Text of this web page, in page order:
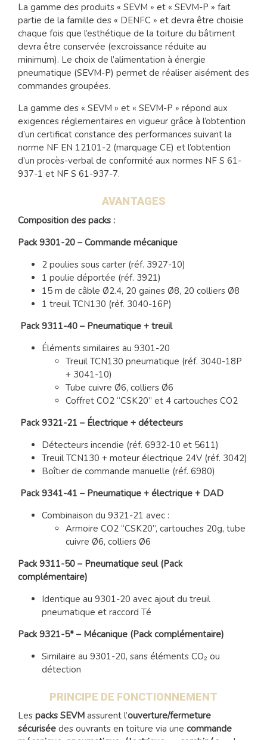
La gamme des produits « SEVM » et « SEVM-P » fait
partie de la famille des « DENFC » et devra être choisie
chaque fois que l’esthétique de la toiture du bâtiment
devra être conservée (excroissance réduite au
minimum). Le choix de l’alimentation à énergie
pneumatique (SEVM-P) permet de réaliser aisément des
commandes groupées.
La gamme des « SEVM » et « SEVM-P » répond aux
exigences réglementaires en vigueur grâce à l’obtention
d’un certificat constance des performances suivant la
norme NF EN 12101-2 (marquage CE) et l’obtention
d’un procès-verbal de conformité aux normes NF S 61-
937-1 et NF S 61-937-7.
AVANTAGES
Composition des packs :
Pack 9301-20 – Commande mécanique
2 poulies sous carter (réf. 3927-10)
1 poulie déportée (réf. 3921)
15 m de câble Ø2.4, 20 gaines Ø8, 20 colliers Ø8
1 treuil TCN130 (réf. 3040-16P)
Pack 9311-40 – Pneumatique + treuil
Éléments similaires au 9301-20
Treuil TCN130 pneumatique (réf. 3040-18P
+ 3041-10)
Tube cuivre Ø6, colliers Ø6
Coffret CO2 “CSK20” et 4 cartouches CO2
Pack 9321-21 – Électrique + détecteurs
Détecteurs incendie (réf. 6932-10 et 5611)
Treuil TCN130 + moteur électrique 24V (réf. 3042)
Boîtier de commande manuelle (réf. 6980)
Pack 9341-41 – Pneumatique + électrique + DAD
Combinaison du 9321-21 avec :
Armoire CO2 “CSK20”, cartouches 20g, tube
cuivre Ø6, colliers Ø6
Pack 9311-50 – Pneumatique seul (Pack
complémentaire)
Identique au 9301-20 avec ajout du treuil
pneumatique et raccord Té
Pack 9321-5* – Mécanique (Pack complémentaire)
Similaire au 9301-20, sans éléments CO₂ ou
détection
PRINCIPE DE FONCTIONNEMENT
Les packs SEVM assurent l’ouverture/fermeture
sécurisée des ouvrants en toiture via une commande